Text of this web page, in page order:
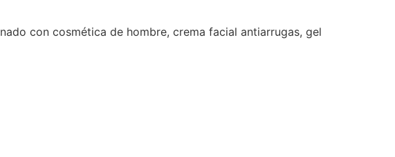
con cosmética de hombre, crema facial antiarrugas, gel